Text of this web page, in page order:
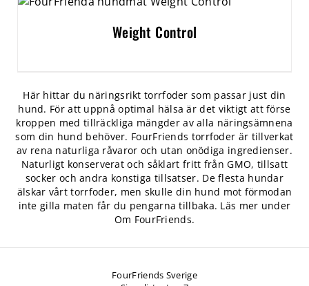
Weight Control
Här hittar du näringsrikt torrfoder som passar just din
hund. För att uppnå optimal hälsa är det viktigt att förse
kroppen med tillräckliga mängder av alla näringsämnena
som din hund behöver. FourFriends torrfoder är tillverkat
av rena naturliga råvaror och utan onödiga ingredienser.
Naturligt konserverat och såklart fritt från GMO, tillsatt
socker och andra konstiga tillsatser. De flesta hundar
älskar vårt torrfoder, men skulle din hund mot förmodan
inte gilla maten får du pengarna tillbaka. Läs mer under
Om FourFriends.
FourFriends Sverige